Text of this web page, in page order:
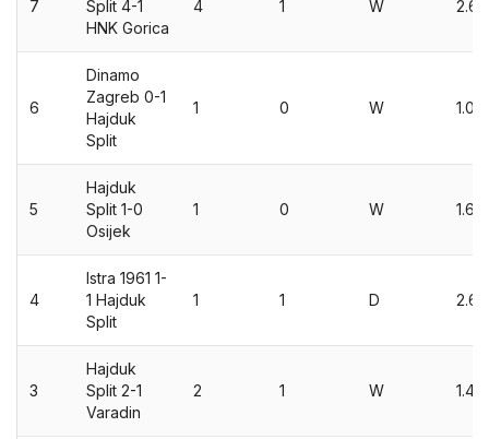
7
Split 4-1
HNK Gorica
4 1 W 2.61
6
Dinamo
Zagreb 0-1
Hajduk
Split
1 0 W 1.02
5
Hajduk
Split 1-0
Osijek
1 0 W 1.68
4
Istra 1961 1-
1 Hajduk
Split
1 1 D 2.65
3
Hajduk
Split 2-1
Varadin
2 1 W 1.48